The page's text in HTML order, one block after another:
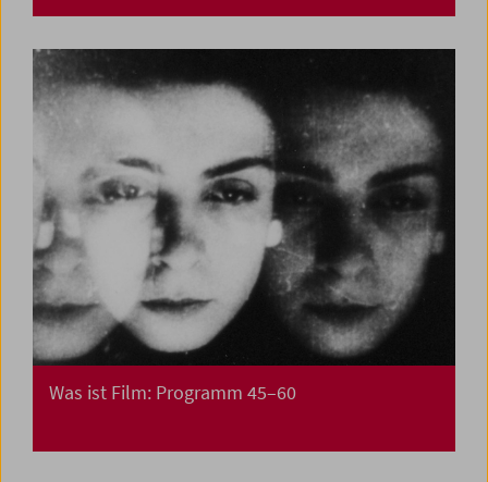
Was ist Film: Programm 45–60